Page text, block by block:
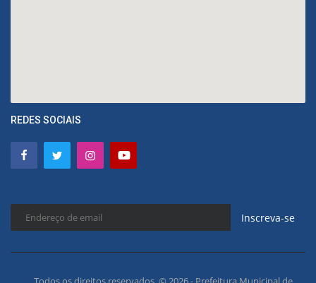
REDES SOCIAIS
Inscreva-se